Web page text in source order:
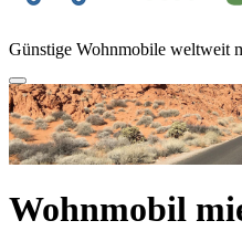
Günstige Wohnmobile weltweit
Wohnmobil